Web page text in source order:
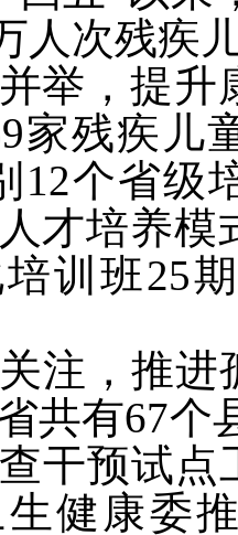
人次残疾
举，提升
家残疾儿
12个省级
才培养模
训班25
注，推
共有67个
干预试点
健康委